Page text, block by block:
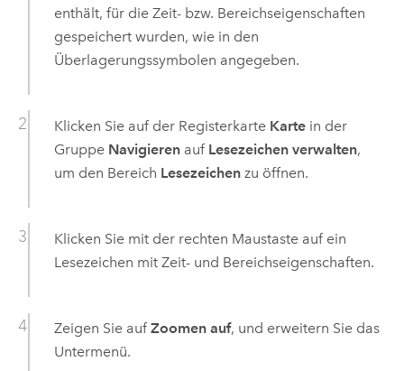
enthält, für die Zeit- bzw. Bereichseigenschaften
gespeichert wurden, wie in den
Überlagerungssymbolen angegeben.
Klicken Sie auf der Registerkarte Kartein der
Gruppe Navigierenauf Lesezeichen verwalten,
um den Bereich Lesezeichenzu öffnen.
Klicken Sie mit der rechten Maustaste auf ein
Lesezeichen mit Zeit- und Bereichseigenschaften.
Zeigen Sie auf Zoomen auf, und erweitern Sie das
Untermenü.